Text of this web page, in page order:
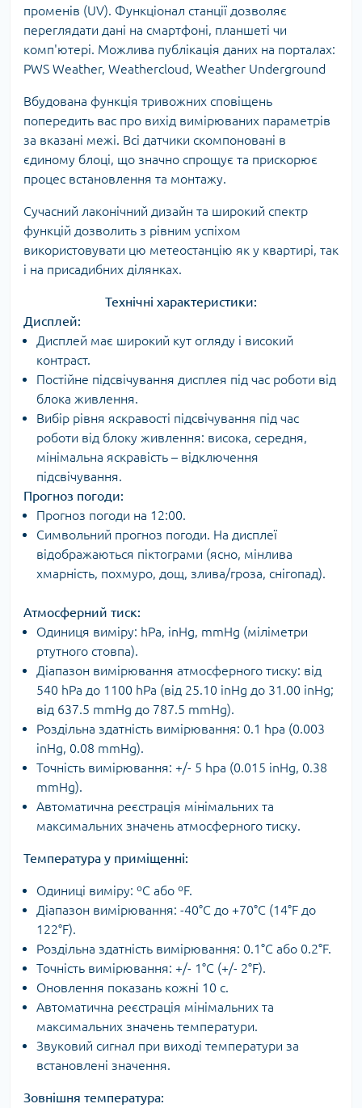
променів (UV). Функціонал станції дозволяє
переглядати дані на смартфоні, планшеті чи
комп'ютері. Можлива публікація даних на порталах:
PWS Weather, Weathercloud, Weather Underground
Вбудована функція тривожних сповіщень
попередить вас про вихід вимірюваних параметрів
за вказані межі. Всі датчики скомпоновані в
єдиному блоці, що значно спрощує та прискорює
процес встановлення та монтажу.
Сучасний лаконічний дизайн та широкий спектр
функцій дозволить з рівним успіхом
використовувати цю метеостанцію як у квартирі, так
і на присадибних ділянках.
Технічні характеристики:
Дисплей:
Дисплей має широкий кут огляду і високий
контраст.
Постійне підсвічування дисплея під час роботи від
блока живлення.
Вибір рівня яскравості підсвічування під час
роботи від блоку живлення: висока, середня,
мінімальна яскравість – відключення
підсвічування.
Прогноз погоди:
Прогноз погоди на 12:00.
Символьний прогноз погоди. На дисплеї
відображаються піктограми (ясно, мінлива
хмарність, похмуро, дощ, злива/гроза, снігопад).
Атмосферний тиск:
Одиниця виміру: hPa, inHg, mmHg (міліметри
ртутного стовпа).
Діапазон вимірювання атмосферного тиску: від
540 hPa до 1100 hPa (від 25.10 inHg до 31.00 inHg;
від 637.5 mmHg до 787.5 mmHg).
Роздільна здатність вимірювання: 0.1 hpa (0.003
inHg, 0.08 mmHg).
Точність вимірювання: +/- 5 hpa (0.015 inHg, 0.38
mmHg).
Автоматична реєстрація мінімальних та
максимальних значень атмосферного тиску.
Температура у приміщенні:
Одиниці виміру: ºС або ºF.
Діапазон вимірювання: -40°C до +70°C (14°F до
122°F).
Роздільна здатність вимірювання: 0.1°C або 0.2°F.
Точність вимірювання: +/- 1°C (+/- 2°F).
Оновлення показань кожні 10 с.
Автоматична реєстрація мінімальних та
максимальних значень температури.
Звуковий сигнал при виході температури за
встановлені значення.
Зовнішня температура: